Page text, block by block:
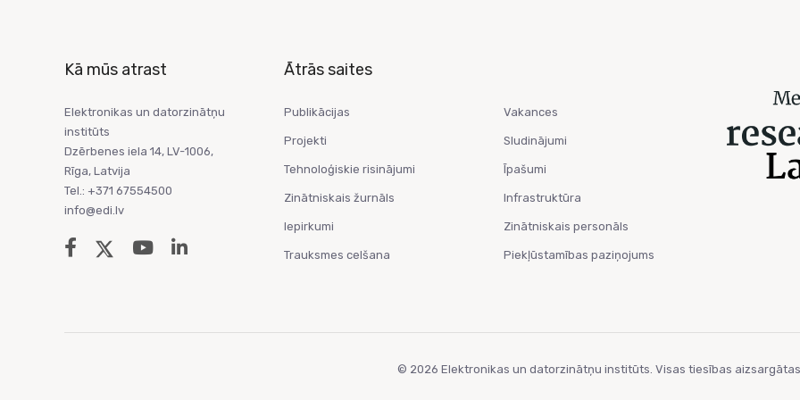
Kā mūs atrast
Elektronikas un datorzinātņu
institūts
Dzērbenes iela 14, LV-1006,
Rīga, Latvija
Tel.: +371 67554500
info@edi.lv
Ātrās saites
Publikācijas
Projekti
Tehnoloģiskie risinājumi
Zinātniskais žurnāls
Iepirkumi
Trauksmes celšana
Vakances
Sludinājumi
Īpašumi
Infrastruktūra
Zinātniskais personāls
Piekļūstamības paziņojums
© 2026 Elektronikas un datorzinātņu institūts. Visas tiesības